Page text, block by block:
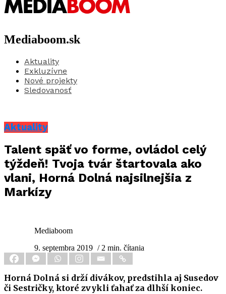
Mediaboom.sk
Aktuality
Exkluzívne
Nové projekty
Sledovanosť
Aktuality
Talent späť vo forme, ovládol celý
týždeň! Tvoja tvár štartovala ako
vlani, Horná Dolná najsilnejšia z
Markízy
Mediaboom
9. septembra 2019 / 2 min. čítania
Horná Dolná si drží divákov, predstihla aj Susedov
či Sestričky, ktoré zvykli ťahať za dlhší koniec.